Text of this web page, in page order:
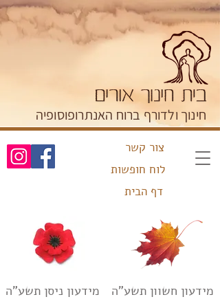
חינוך ולדורף ברוח האנתרופוסופיה
צור קשר
לוח חופשות
דף הבית
מידעון ניסן תשע"ה מידעון חשוון תשע"ה